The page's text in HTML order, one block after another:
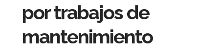
por trabajos de
mantenimiento